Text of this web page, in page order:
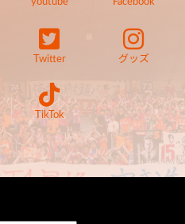
Twitter グッズ
TikTok